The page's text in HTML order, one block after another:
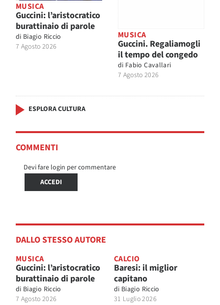
MUSICA
Guccini: l’aristocratico
burattinaio di parole
di Biagio Riccio
7 Agosto 2026
MUSICA
Guccini. Regaliamogli
il tempo del congedo
di Fabio Cavallari
7 Agosto 2026
ESPLORA CULTURA
COMMENTI
Devi fare login per commentare
ACCEDI
DALLO STESSO AUTORE
MUSICA
Guccini: l’aristocratico
burattinaio di parole
di Biagio Riccio
7 Agosto 2026
CALCIO
Baresi: il miglior
capitano
di Biagio Riccio
31 Luglio 2026